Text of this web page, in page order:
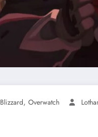
Blizzard, Overwatch